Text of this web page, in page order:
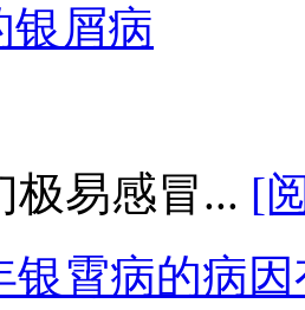
银屑病
易感冒... [
银霄病的病